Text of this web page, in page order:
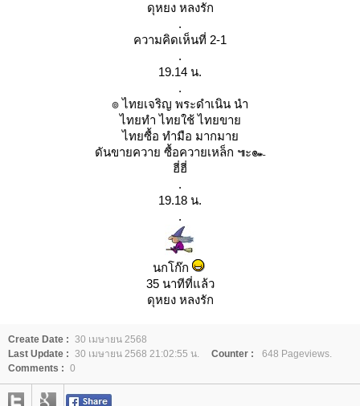
ดุหยง หลงรัก
.
ความคิดเห็นที่ 2-1
.
19.14 น.
.
๏ ไทยเจริญ พระดำเนิน นำ
ไทยทำ ไทยใช้ ไทยขา
ไทยซื้อ ทำมือ มากมา
ดันขายควาย ซื้อควายเหล็ก ๚ะ๛
ฮี่ฮี่
.
19.18 น.
.
นกโก๊ก
35 นาทีที่แล้ว
ดุหยง หลงรัก
Create Date : 30 เมษายน 2568
Last Update : 30 เมษายน 2568 21:02:55 น. Counter :
648 Pageviews.
Comments : 0